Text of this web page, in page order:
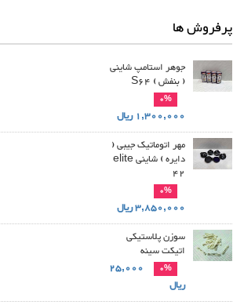
پرفروش ها
جوهر استامپ شاینی
( بنفش ) S64
0%
1,300,000 ریال
مهر اتوماتیک جیبی (
دایره ) شاینی elite
42
0%
3,850,000 ریال
سوزن پلاستیکی
اتیکت سینه
0%
25,000
ریال